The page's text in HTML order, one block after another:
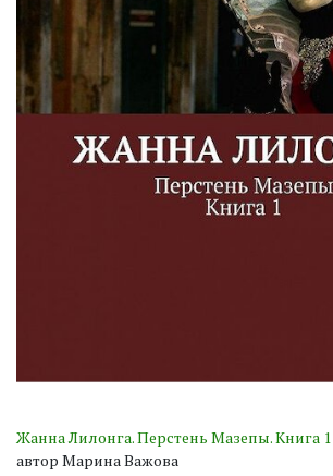
Жанна Лилонга. Перстень Мазепы. Книга 1
автор Марина Важова